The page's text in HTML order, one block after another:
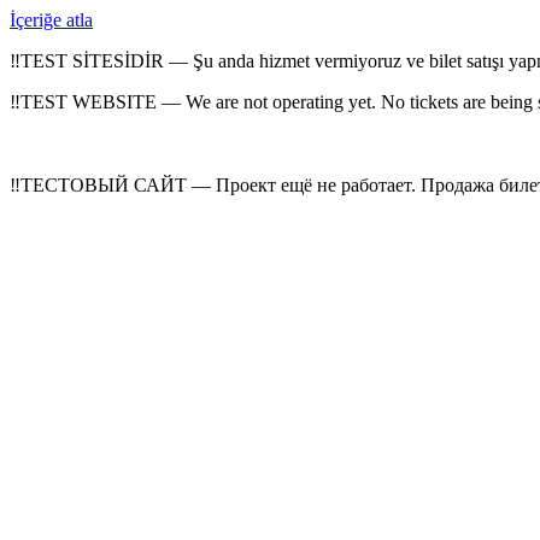
İçeriğe atla
‼TEST SİTESİDİR — Şu anda hizmet vermiyoruz ve bilet satışı
‼TEST WEBSITE — We are not operating yet. No tickets are being
‼ТЕСТОВЫЙ САЙТ — Проект ещё не работает. Продажа